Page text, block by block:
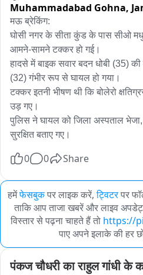
Muhammadabad Gohna,
मऊ ब्रेकिंग:
घोसी नगर के सीता कुंड के पास सीओ
आमने-सामने टक्कर हो गई।
हादसे में बाइक सवार बदन धोबी (35)
(32) गंभीर रूप से घायल हो गया।
टक्कर इतनी भीषण थी कि बोलेरो
उड़ गए।
पुलिस ने घायल को जिला अस्पताल भेजा,
सुरक्षित बताए गए।
0 0 Share
हमेंफेसबुकपर लाइक करें, ट्विटरपर
ताकि आप ताजा खबरें और लाइव
विस्तार से पढ़ना चाहते हैं तो https://
पाए अपने इलाके की हर
पंकज चौधरी का राहुल गांधी के